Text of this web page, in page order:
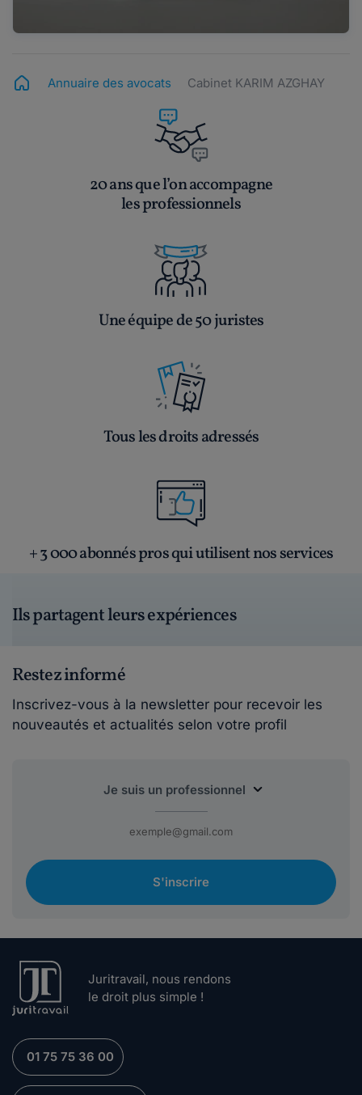
Annuaire des avocats Cabinet KARIM AZGHAY
20 ans que l’on accompagne
les professionnels
Une équipe de 50 juristes
Tous les droits adressés
+ 3 000 abonnés pros qui utilisent nos services
Ils partagent leurs expériences
Restez informé
Inscrivez-vous à la newsletter pour recevoir les
nouveautés et actualités selon votre profil
S'inscrire
Juritravail, nous rendons
le droit plus simple !
01 75 75 36 00